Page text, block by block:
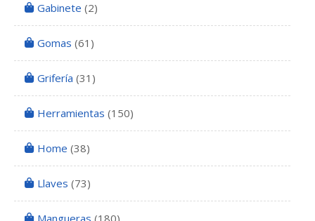
Gabinete (2)
Gomas (61)
Grifería (31)
Herramientas (150)
Home (38)
Llaves (73)